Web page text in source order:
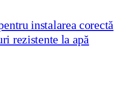
instalarea corectă
rezistente la apă